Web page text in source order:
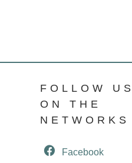
FOLLOW US
ON THE
NETWORKS
Facebook